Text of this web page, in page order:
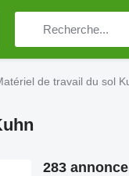
de travail du sol
283